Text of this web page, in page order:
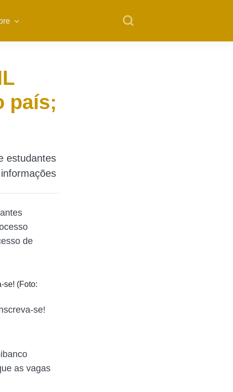
país;
estudantes
de
se!
as vagas